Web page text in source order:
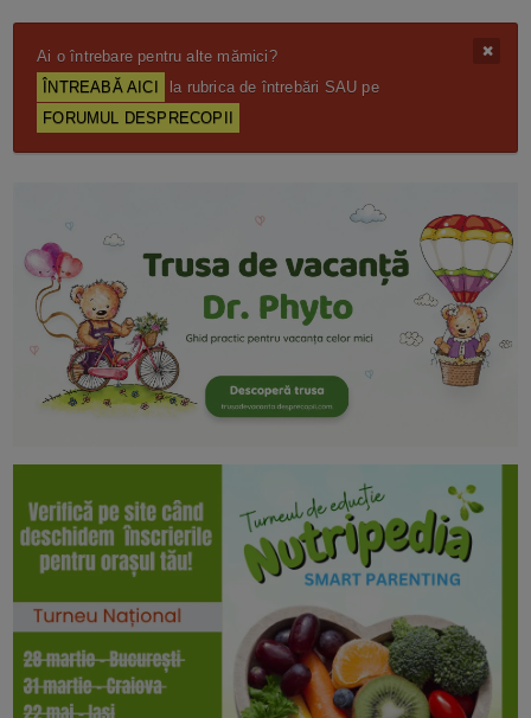
Ai o întrebare pentru alte mămici?
ÎNTREABĂ AICI
la rubrica de întrebări SAU pe
FORUMUL DESPRECOPII